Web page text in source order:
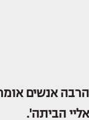
הרבה אנשים
אליי הביתה'.